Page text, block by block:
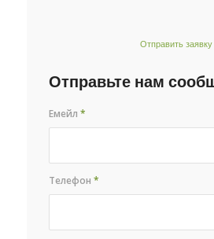
Отправить заявку
Отправьте нам
Емейл*
Телефон*